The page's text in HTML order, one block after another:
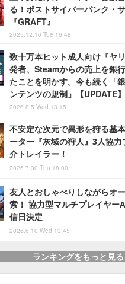
る！ポストサイバーパンク・
『GRAFT』
2025.12.16 Tue 16:48
数十万本ヒット成人向け『ヤ
発者、Steamからの売上を銀
たことを明かす。今も続く「
ンテンツの規制」【UPDATE】
2026.8.5 Wed 13:15
不安定な次元で異形を狩る基
ーター『灰域の狩人』3人協
介トレイラー！
2026.7.30 Thu 18:00
友人とおしゃべりしながらオ
索！ 協力型マルチプレイヤ
信日決定
2026.6.10 Wed 13:45
ランキングをもっと見る